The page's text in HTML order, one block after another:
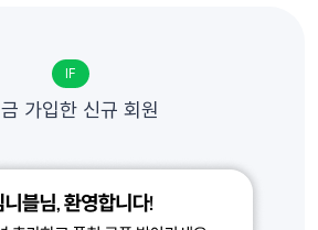
IF
가입한 신규 회원